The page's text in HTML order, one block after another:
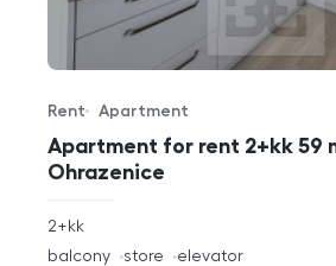
Apartment for rent 2+kk 59
Ohrazenice
Offer type
Rent
Property type
Apartment
rozměry
disposition
2+kk
funkce
balcony store elevator